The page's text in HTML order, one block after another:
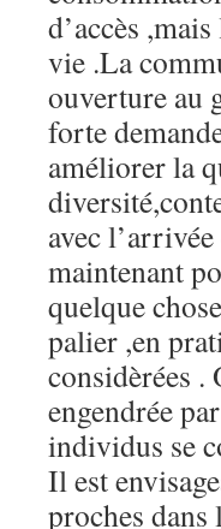
d’accès
vie .La
ouverture au
forte
améliorer la
avec
maintenant
quelque
palier ,en
considèrées
engendrée
individus se
Il est
proches dans